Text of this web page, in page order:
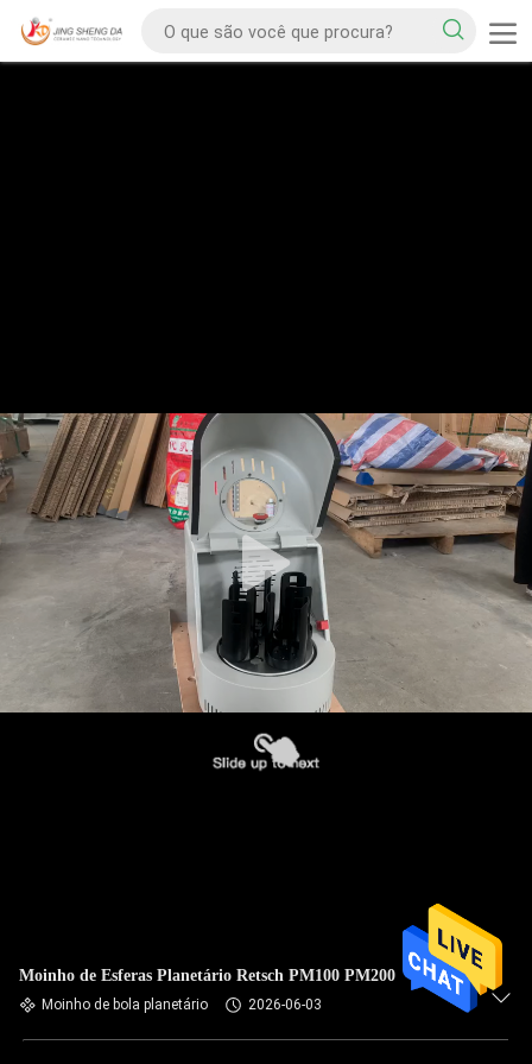
Moinho de Esferas Planetário Retsch PM100 PM200
Moinho de bola planetário 2026-06-03